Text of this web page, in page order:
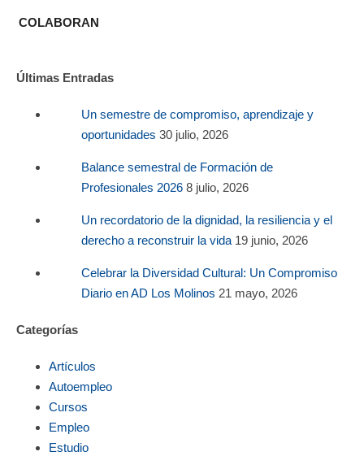
COLABORAN
Últimas Entradas
Un semestre de compromiso, aprendizaje y
oportunidades 30 julio, 2026
Balance semestral de Formación de
Profesionales 2026 8 julio, 2026
Un recordatorio de la dignidad, la resiliencia y el
derecho a reconstruir la vida 19 junio, 2026
Celebrar la Diversidad Cultural: Un Compromiso
Diario en AD Los Molinos 21 mayo, 2026
Categorías
Artículos
Autoempleo
Cursos
Empleo
Estudio